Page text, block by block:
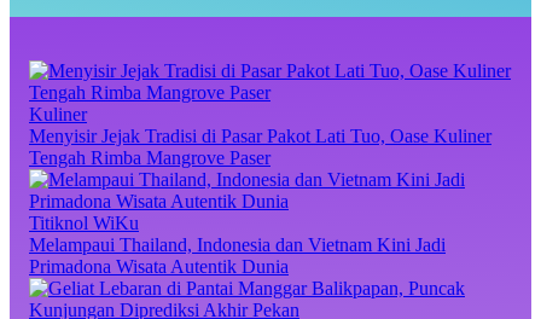
Kuliner
Menyisir Jejak Tradisi di Pasar Pakot Lati Tuo, Oase Kuliner
Tengah Rimba Mangrove Paser
Titiknol WiKu
Melampaui Thailand, Indonesia dan Vietnam Kini Jadi
Primadona Wisata Autentik Dunia